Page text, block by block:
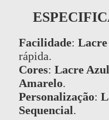
Facilidade:
rápida.
Cores: Lacre Azul
Amarelo.
Personalização:
Sequencial.